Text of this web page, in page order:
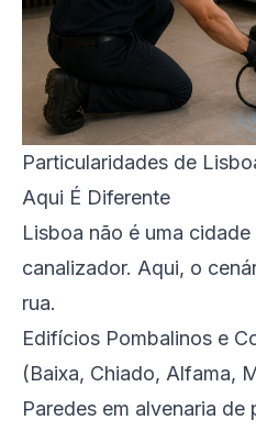
Particularidades de
Aqui É Diferente
Lisboa não é uma
canalizador. Aqui, o
rua.
Edifícios Pombalinos e
(Baixa, Chiado, Alfama,
Paredes em alvenaria de